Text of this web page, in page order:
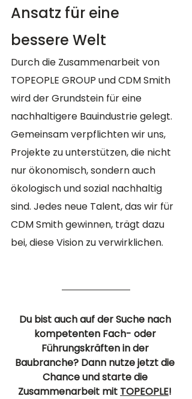
Ansatz für eine
bessere Welt
Durch die Zusammenarbeit von
TOPEOPLE GROUP und CDM Smith
wird der Grundstein für eine
nachhaltigere Bauindustrie gelegt.
Gemeinsam verpflichten wir uns,
Projekte zu unterstützen, die nicht
nur ökonomisch, sondern auch
ökologisch und sozial nachhaltig
sind. Jedes neue Talent, das wir für
CDM Smith gewinnen, trägt dazu
bei, diese Vision zu verwirklichen.
Du bist auch auf der Suche nach
kompetenten Fach- oder
Führungskräften in der
Baubranche? Dann nutze jetzt die
Chance und starte die
Zusammenarbeit mit TOPEOPLE!